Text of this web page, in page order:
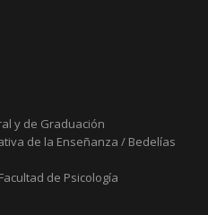
y de Graduación
de la Enseñanza / Bedelías
de Psicología